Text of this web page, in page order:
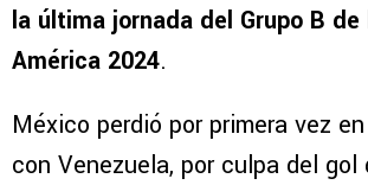
la última jornada del Grupo B de
América 2024.
México perdió por primera vez
con Venezuela, por culpa del gol